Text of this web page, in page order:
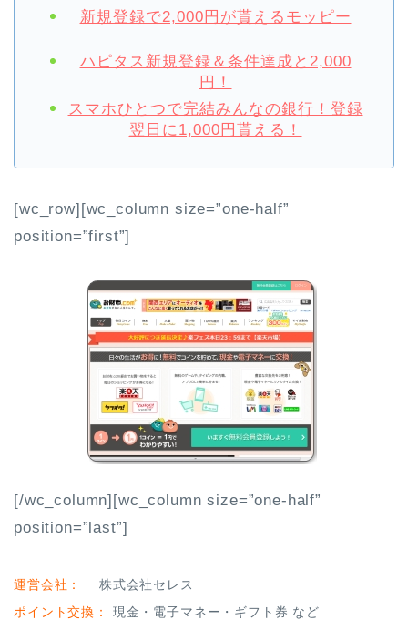
新規登録で2,000円が貰えるモッピー
ハピタス新規登録＆条件達成と2,000
円！
スマホひとつで完結みんなの銀行！登録
翌日に1,000円貰える！
[wc_row][wc_column size=”one-half”
position=”first”]
[/wc_column][wc_column size=”one-half”
position=”last”]
運営会社：
株式会社セレス
ポイント交換： 現金・電子マネー・ギフト券 など